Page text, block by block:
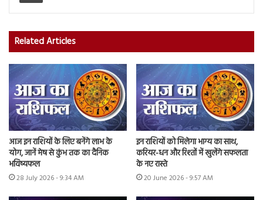
Related Articles
आज इन राशियों के लिए बनेंगे लाभ के
योग, जानें मेष से कुंभ तक का दैनिक
भविष्यफल
28 July 2026 - 9:34 AM
इन राशियों को मिलेगा भाग्य का साथ,
करियर-धन और रिश्तों में खुलेंगे सफलता
के नए रास्ते
20 June 2026 - 9:57 AM